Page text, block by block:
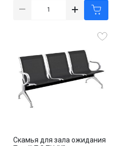
Скамья для зала ожидания